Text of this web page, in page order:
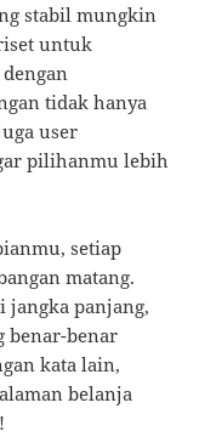
stabil mungkin
untuk
tidak hanya
user
pilihanmu lebih
setiap
matang.
jangka panjang,
benar-benar
kata lain,
belanja